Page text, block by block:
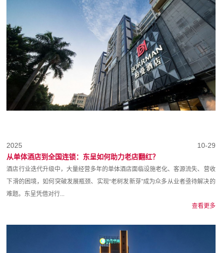
10-29
2025
从单体酒店到全国连锁：东呈如何助力老店翻红？
酒店行业迭代升级中，大量经营多年的单体酒店面临设施老化、客源流失、营收
下滑的困境，如何突破发展瓶颈、实现“老树发新芽”成为众多从业者亟待解决的
难题。东呈凭借对行...
查看更多